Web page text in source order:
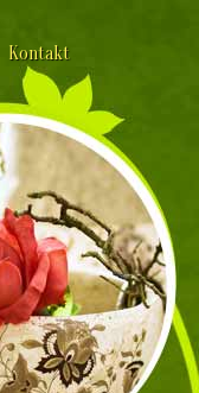
Kontakt